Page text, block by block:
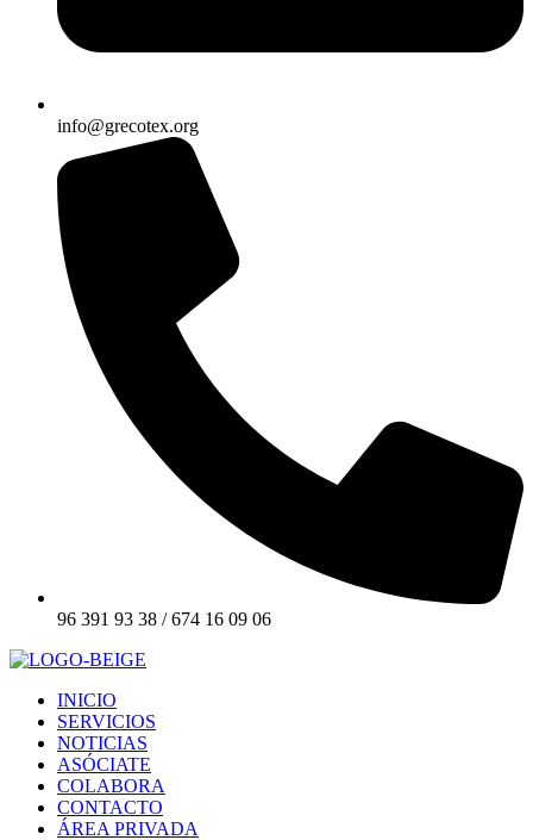
info@grecotex.org
96 391 93 38 / 674 16 09 06
INICIO
SERVICIOS
NOTICIAS
ASÓCIATE
COLABORA
CONTACTO
ÁREA PRIVADA